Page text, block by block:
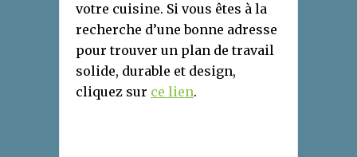
votre cuisine. Si vous êtes à la
recherche d’une bonne adresse
pour trouver un plan de travail
solide, durable et design,
cliquez sur ce lien.